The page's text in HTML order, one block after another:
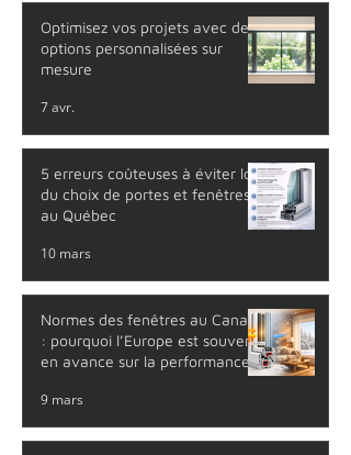
Optimisez vos projets avec des
options personnalisées sur
mesure
7 avr.
5 erreurs coûteuses à éviter lors
du choix de portes et fenêtres
au Québec
10 mars
Normes des fenêtres au Canada
: pourquoi l’Europe est souvent
en avance sur la performance
9 mars